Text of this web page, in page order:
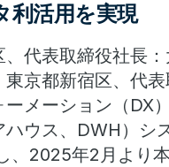
利活用を実現
代表取締役社長
京都新宿区、代
メーション（DX
ウス、DWH）シ
2025年2月より